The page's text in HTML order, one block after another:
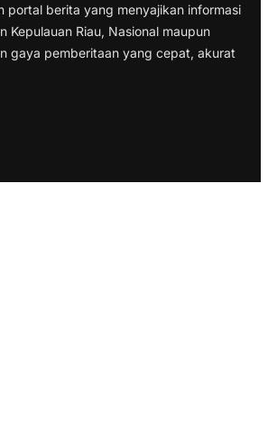
portal berita yang menyajikan informasi
Riau, Nasional maupun
gaya pemberitaan yang cepat, akurat